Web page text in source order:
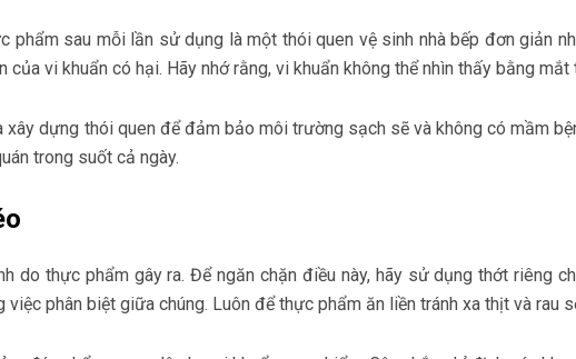
phẩm sau mỗi lần sử dụng là một thói quen vệ sinh nhà bếp đơn giản
vi khuẩn có hại. Hãy nhớ rằng, vi khuẩn không thể nhìn thấy bằng mắt
dựng thói quen để đảm bảo môi trường sạch sẽ và không có mầm
trong suốt cả ngày.
do thực phẩm gây ra. Để ngăn chặn điều này, hãy sử dụng thớt riêng
phân biệt giữa chúng. Luôn để thực phẩm ăn liền tránh xa thịt và rau